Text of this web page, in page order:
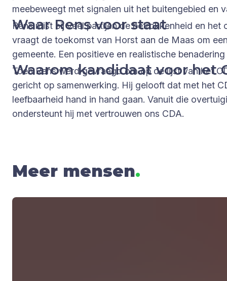
meebeweegt met signalen uit het buitengebied en
Waar Rens voor staat
Rens mist bij veel partijen de betrokkenheid en
vraagt de toekomst van Horst aan de Maas om
gemeente. Een positieve en realistische
Waarom kandidaat voor het
Toen Rens werd gevraagd om op de lijst van het
gericht op samenwerking. Hij gelooft dat met het
leefbaarheid hand in hand gaan. Vanuit die
ondersteunt hij met vertrouwen ons CDA.
Meer mensen.